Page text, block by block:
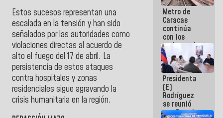
Estos sucesos representan una
escalada en la tensión y han sido
señalados por las autoridades como
violaciones directas al acuerdo de
alto el fuego del 17 de abril. La
persistencia de estos ataques
contra hospitales y zonas
residenciales sigue agravando la
crisis humanitaria en la región.
Metro de
Caracas
continúa
con los
trabajos de
mantenimiento
e inspección
en la Línea 2
Presidenta
(E)
Rodríguez
se reunió
con Estado